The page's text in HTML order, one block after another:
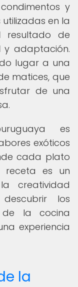
y
en la
resultado de
y adaptación.
lugar a una
matices, que
de una
es
exóticos
cada plato
receta es un
creatividad
los
de la cocina
experiencia
la